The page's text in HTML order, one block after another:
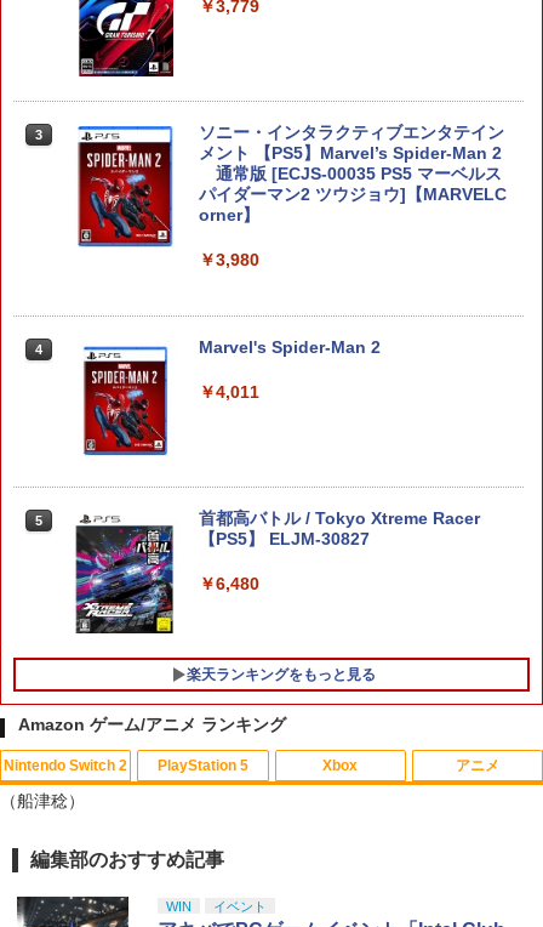
【10%OFFクーポン配布中】【365日完
全保証】 Nintendo Switch2 保護フィル
ム 任天堂 Switch2 フィルム スイッチ2
保護フィルム 7.9インチ ガラスフィルム
フィルム OVER`s オーバーズ TP01
任天堂 【Switch2】スプラトゥーン レイ
ndo Switch 2 ゲームソフト スプラトゥ
￥3,779
3
ソニー・インタラクティブエンタテイン
メント 【PS5】Marvel’s Spider-Man 2
通常版 [ECJS-00035 PS5 マーベルス
パイダーマン2 ツウジョウ]【MARVELC
orner】
￥3,980
4 Marvel's Spider-Man 2
￥4,011
5
首都高バトル / Tokyo Xtreme Racer
【PS5】 ELJM-30827
￥6,480
楽天ランキングをもっと見る
1
【中古】 この世界の片隅に ブックレッ
配達対応】
Amazon ゲーム/アニメ ランキング
Nintendo Switch 2
1
スプラトゥーン レイダース|オンライン
PlayStation 5
1
PlayStation 5 デジタル・エディション
ese only (CFI-2200B01)
Xbox
1
【純正品】Xbox ワイヤレス コントロー
アニメ
1
【Amazon.co.jp限定】劇場版モノノ怪
ナル三方背収納ケース付きコレクション)
（船津稔）
編集部のおすすめ記事
WIN イベント